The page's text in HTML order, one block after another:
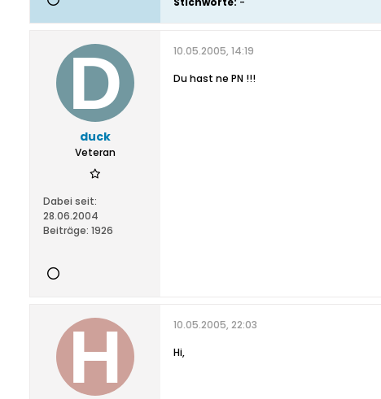
duck
Veteran
Dabei seit:
28.06.2004
Beiträge: 1926
10.05.2005, 14:19
Du hast ne PN !!!
10.05.2005, 22:03
Hi,